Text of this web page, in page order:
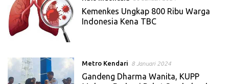
Kemenkes Ungkap 800 Ribu Warga
Indonesia Kena TBC
Metro Kendari 8 Januari 2024
Gandeng Dharma Wanita, KUPP